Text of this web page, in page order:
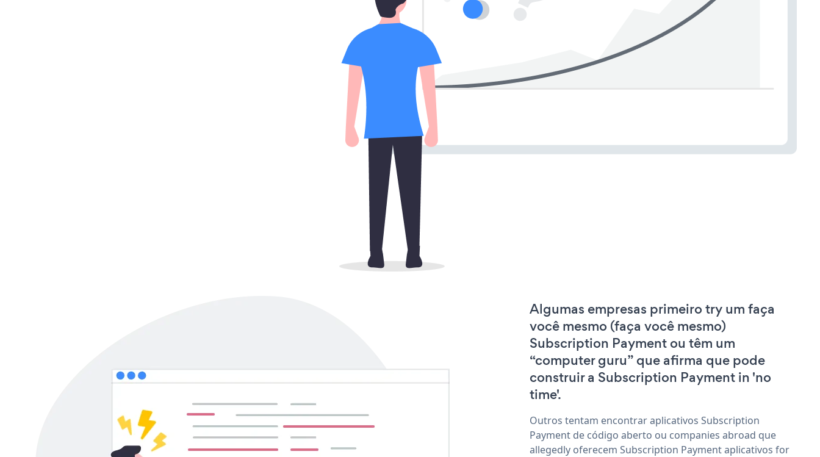
Algumas empresas primeiro try um faça
você mesmo (faça você mesmo)
Subscription Payment ou têm um
“computer guru” que afirma que pode
construir a Subscription Payment in 'no
time'.
Outros tentam encontrar aplicativos Subscription
Payment de código aberto ou companies abroad que
allegedly oferecem Subscription Payment aplicativos for